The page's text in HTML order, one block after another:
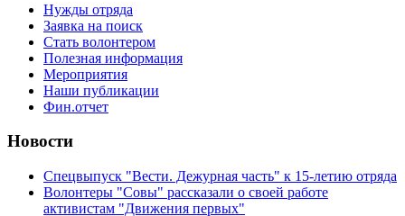
Нужды отряда
Заявка на поиск
Стать волонтером
Полезная информация
Мероприятия
Наши публикации
Фин.отчет
Новости
Спецвыпуск "Вести. Дежурная часть" к 15-летию отряда
Волонтеры "Совы" рассказали о своей работе
активистам "Движения первых"